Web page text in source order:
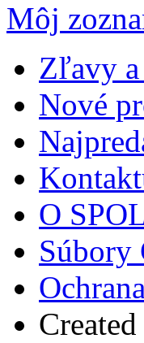
Môj
Zľavy a
Nové
O
Súbory